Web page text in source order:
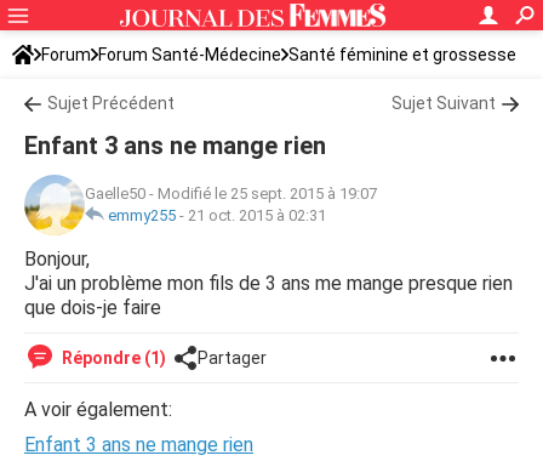
Forum Forum Santé-Médecine Santé féminine et grossesse
Santé du bébé
Sujet Précédent Sujet Suivant
Enfant 3 ans ne mange rien
Gaelle50 - Modifié le 25 sept. 2015 à 19:07
emmy255 - 21 oct. 2015 à 02:31
Bonjour,
J'ai un problème mon fils de 3 ans me mange presque rien
que dois-je faire
Répondre (1) Partager
A voir également:
Enfant 3 ans ne mange rien